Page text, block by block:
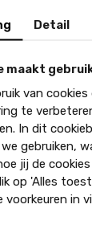
met zowel de
vind het heel
er speelt. Ze
Detail
maakt
van
te
In dit
gebruiken,
jij de
op 'Alles
in